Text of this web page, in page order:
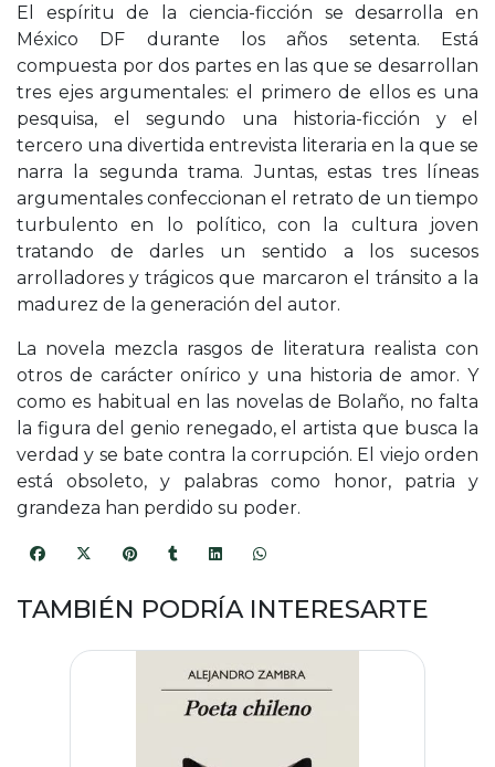
El espíritu de la ciencia-ficción se desarrolla en
México DF durante los años setenta. Está
compuesta por dos partes en las que se desarrollan
tres ejes argumentales: el primero de ellos es una
pesquisa, el segundo una historia-ficción y el
tercero una divertida entrevista literaria en la que se
narra la segunda trama. Juntas, estas tres líneas
argumentales confeccionan el retrato de un tiempo
turbulento en lo político, con la cultura joven
tratando de darles un sentido a los sucesos
arrolladores y trágicos que marcaron el tránsito a la
madurez de la generación del autor.
La novela mezcla rasgos de literatura realista con
otros de carácter onírico y una historia de amor. Y
como es habitual en las novelas de Bolaño, no falta
la figura del genio renegado, el artista que busca la
verdad y se bate contra la corrupción. El viejo orden
está obsoleto, y palabras como honor, patria y
grandeza han perdido su poder.
TAMBIÉN PODRÍA INTERESARTE